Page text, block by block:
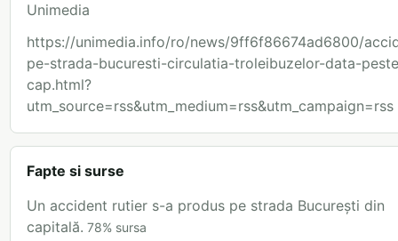
Unimedia
https://unimedia.info/ro/news/9ff6f86674ad6800/
pe-strada-bucuresti-circulatia-troleibuzelor-data-
cap.html?
utm_source=rss&utm_medium=rss&utm_campaign=rss
Fapte si surse
Un accident rutier s-a produs pe strada București din
capitală. 78% sursa